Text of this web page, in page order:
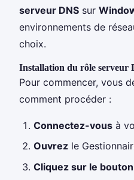
serveur DNS sur
environnements de
choix.
Installation du rôle serveur
Pour commencer, vous
comment procéder :
Connectez-vous à
Ouvrez le
Cliquez sur le bouton